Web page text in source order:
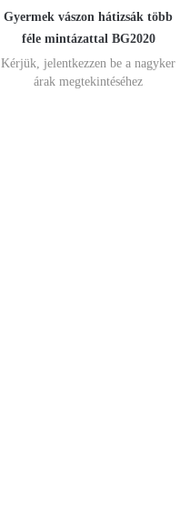
Gyermek vászon hátizsák több
féle mintázattal BG2020
Kérjük, jelentkezzen be a nagyker
árak megtekintéséhez